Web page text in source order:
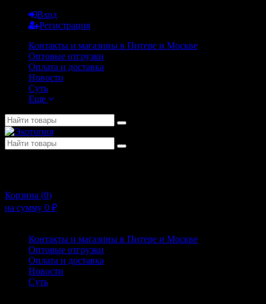
Вход
Регистрация
Контакты и магазины в Питере и Москве
Оптовые отгрузки
Оплата и доставка
Новости
Суть
Еще
Корзина (0)
на сумму 0 ₽
Контакты и магазины в Питере и Москве
Оптовые отгрузки
Оплата и доставка
Новости
Суть